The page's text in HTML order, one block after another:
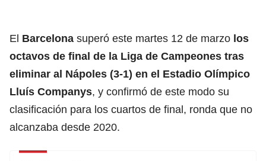
El Barcelona superó este martes 12 de marzo los
octavos de final de la Liga de Campeones tras
eliminar al Nápoles (3-1) en el Estadio Olímpico
Lluís Companys, y confirmó de este modo su
clasificación para los cuartos de final, ronda que no
alcanzaba desde 2020.